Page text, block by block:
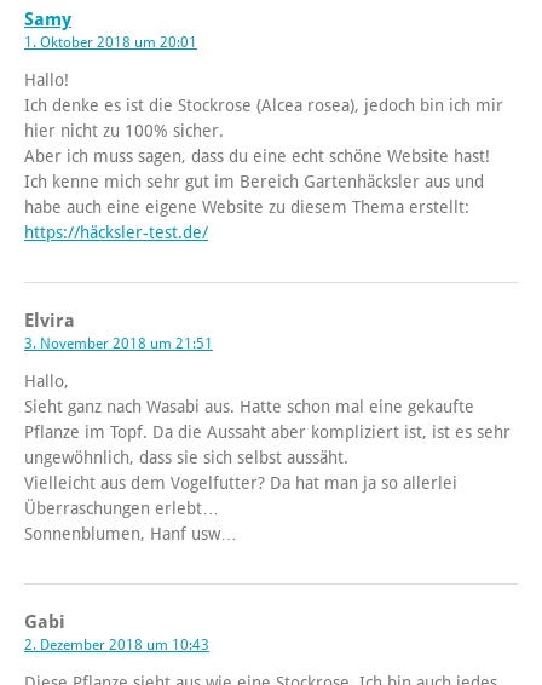
Samy
1. Oktober 2018 um 20:01
Hallo!
Ich denke es ist die Stockrose (Alcea rosea), jedoch bin ich mir
hier nicht zu 100% sicher.
Aber ich muss sagen, dass du eine echt schöne Website hast!
Ich kenne mich sehr gut im Bereich Gartenhäcksler aus und
habe auch eine eigene Website zu diesem Thema erstellt:
https://häcksler-test.de/
Elvira
3. November 2018 um 21:51
Hallo,
Sieht ganz nach Wasabi aus. Hatte schon mal eine gekaufte
Pflanze im Topf. Da die Aussaht aber kompliziert ist, ist es sehr
ungewöhnlich, dass sie sich selbst aussäht.
Vielleicht aus dem Vogelfutter? Da hat man ja so allerlei
Überraschungen erlebt…
Sonnenblumen, Hanf usw…
Gabi
2. Dezember 2018 um 10:43